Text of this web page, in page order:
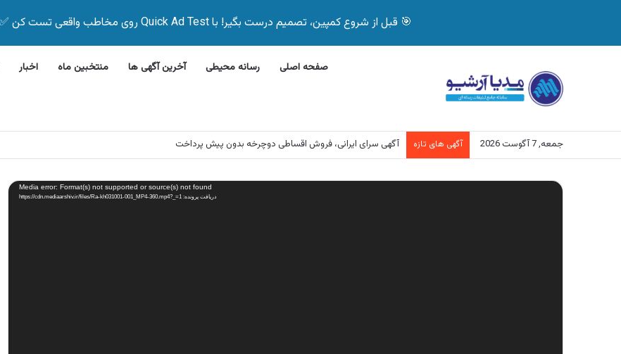
🎯 قبل از شروع کمپین، تصمیم درست بگیر! با Quick Ad Test روی مخاطب واقعی تست کن ✅
صفحه اصلی رسانه محیطی آخرین آگهی ها منتخبین ماه اخبار
جمعه, 7 آگوست 2026 آگهی های تازه آگهی سرای ایرانی، فروش اقساطی دوچرخه بدون پیش پرداخت
نمایشگر
ویدیو Media error: Format(s) not supported or source(s) not found
دریافت پرونده: https://cdn.mediaarshiv.ir/files/Ra-kh031001-001_MP4-360.mp4?_=1